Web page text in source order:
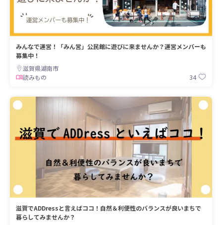
みんなで運営！「みん営」公民館に遊びに来ませんか？運営メンバーも
募集中！
滋賀県湖南市
読みもの
34
滋賀でADDressと言えばココ！自然＆利便性のバランスが良いまちで
暮らしてみませんか？